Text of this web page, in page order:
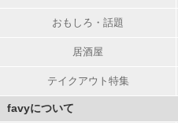
おもしろ・話題
居酒屋
テイクアウト特集
favyについて